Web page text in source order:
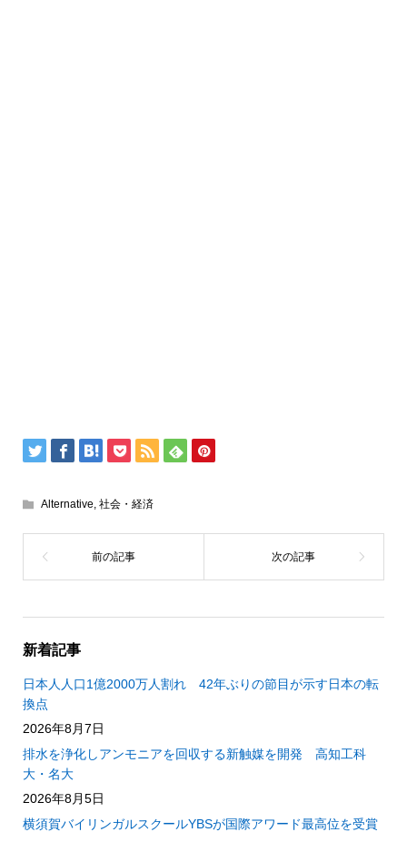
Alternative 社会・経済
新着記事
日本人人口1億2000万人割れ 42年ぶりの節目が示す日本の転
換点
2026年8月7日
排水を浄化しアンモニアを回収する新触媒を開発 高知工科
大・名大
2026年8月5日
横須賀バイリンガルスクールYBSが国際アワード最高位を受賞